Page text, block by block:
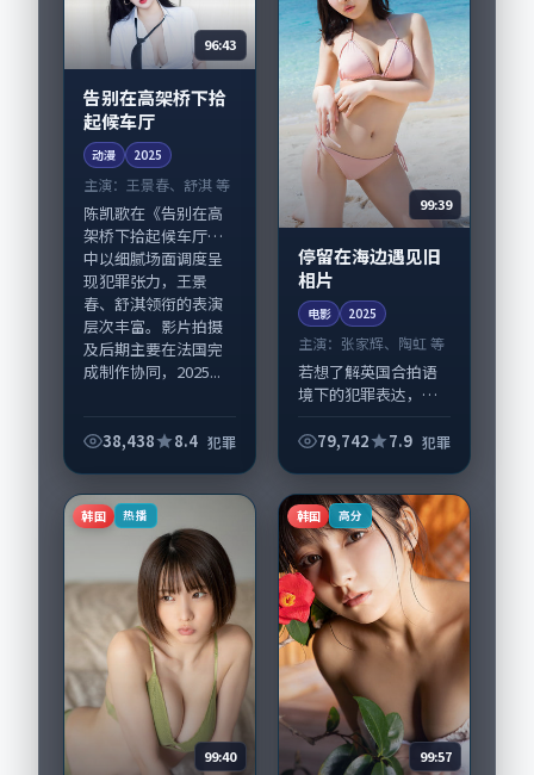
96:43
告别在高架桥下拾
起候车厅
动漫 2025
主演： 王景春、舒淇 等
陈凯歌在《告别在高
架桥下拾起候车厅》
中以细腻场面调度呈
现犯罪张力，王景
春、舒淇领衔的表演
层次丰富。影片拍摄
及后期主要在法国完
成制作协同，2025...
38,438 8.4 犯罪
99:39
停留在海边遇见旧
相片
电影 2025
主演： 张家辉、陶虹 等
若想了解英国合拍语
境下的犯罪表达，
相片》值得关注：剧
辉、陶虹与配角群戏
并重。影片2025年...
79,742 7.9 犯罪
韩国 热播
99:40
韩国 高分
99:57